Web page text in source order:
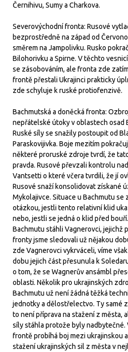
Černihivu, Sumy a Charkova.
Severovýchodní fronta: Rusové
bezprostředně na západ od
směrem na Jampolivku. Rusko
Bilohorivku a Spirne. V těchto
se zásobováním, ale fronta zde
frontě přestali Ukrajinci prakticky
zde schyluje k ruské protiofenzivě.
Bachmutská a doněcká fronta:
nepřátelské útoky v oblastech osad
Ruské síly se snažily postoupit od
Paraskovijivka. Boje mezitím
některé proruské zdroje tvrdí, že
pravda. Rusové převzali kontrolu
Vantsetti o které včera tvrdili, že jí
Rusové snaží konsolidovat získané
Mykolajivce. Situace u Bachmutu se
otázkou, jestli tento relativní klid
nebo, jestli se jedná o klid před
Bachmutu stáhli Vagnerovci, jejichž
fronty jsme sledovali už nějakou
zde Vagnerovci vykrváceli, víme
dobu jejich část přesunula k
o tom, že se Wagnerův ansámbl
oblasti. Několik pro ukrajinských
Bachmutu už není žádná těžká
jednotky a dělostřelectvo. Ty samé
to není příprava na stažení z města,
síly stáhla protože byly nadbytečné.
frontě probíhá boj mezi ukrajinskou
stažení ukrajinských sil z města v